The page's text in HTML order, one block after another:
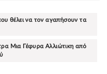
θέλει να τον αγαπήσουν τα
Μια Γέφυρα Αλλιώτικη από